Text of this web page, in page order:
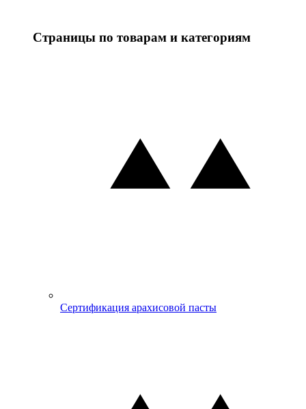
Страницы по товарам и категориям
Сертификация арахисовой пасты